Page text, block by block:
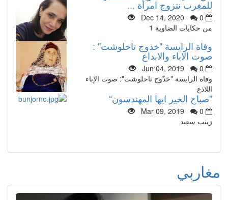
للمغرب نتزوج امرأة ...
Dec 14, 2020
0
من حكايات الضاوية 1
وفاة الرايسة "خدوج تاحلوشت" :
صوت الاباء والابداع
Jun 04, 2019
0
وفاة الرايسة "خدّوج تاحلوشت": صوت الإباء
اللاذع
”صباح الخير ايها المهندسون“
Mar 09, 2019
0
زينب سعيد
مغاربي